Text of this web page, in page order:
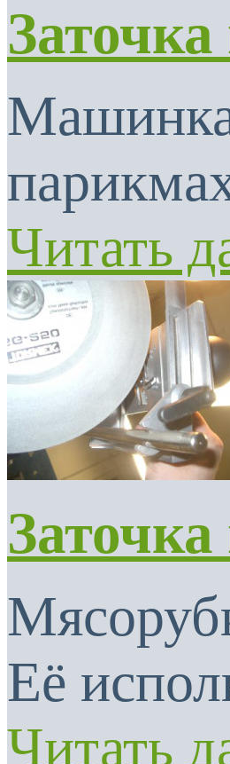
Машинка
Читать
Её
Читать